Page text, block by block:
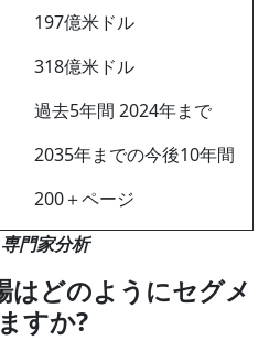
197億米ドル
318億米ドル
過去5年間 2024年まで
2035年までの今後10年間
200＋ページ
門家分析
はどのようにセグメ
すか?